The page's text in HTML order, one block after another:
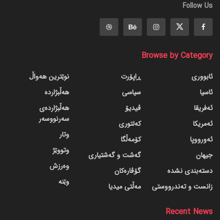
Follow Us
Browse by Category
ئابووری
ئاسیا
ئەفریقا
ئەمریکا
ئەورووپا
جیهان
دسته‌بندی نشده
زانست و تەندرووستی
ڕاپۆرت
سیاسی
ڤیدیۆ
کەلتوری
کۆمەڵگا
گه‌شت و گه‌شتیاری
گۆڤاره‌کان
مەڵتی میدیا
نوێترین هەواڵ
هەڵبژاردە
هەڵبژاردەی
سەرنووسەر
وتار
وتووێژ
وەرزش
وێنە
Recent News